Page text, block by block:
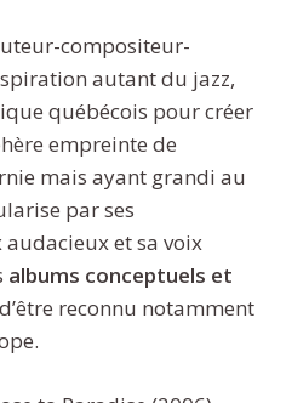
compositeur-
autant du jazz,
québécois pour créer
empreinte de
mais ayant grandi au
par ses
et sa voix
albums conceptuels et
reconnu notamment